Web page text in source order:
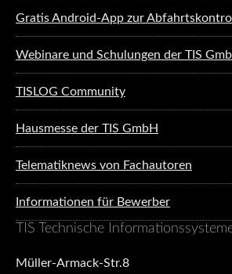
Gratis Android-App zur
Webinare und Schulungen der TIS
TISLOG Community
Hausmesse der TIS GmbH
Telematiknews von Fachautoren
Informationen für Bewerber
TIS Technische
Müller-Armack-Str.8